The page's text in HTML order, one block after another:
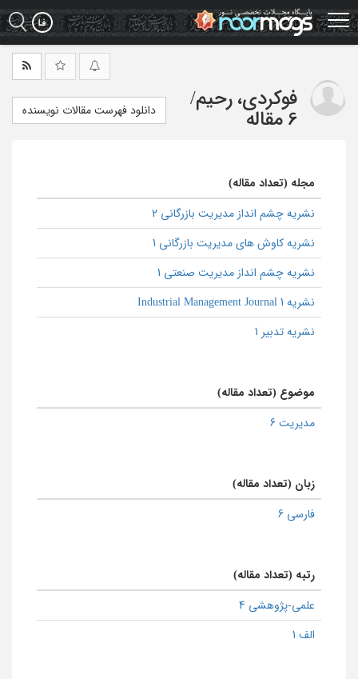
Skip
to
main
فوکردی، رحیم/
6 مقاله
دانلود فهرست مقالات نویسنده
مجله (تعداد مقاله)
نشریه چشم انداز مدیریت بازرگانی 2
نشریه کاوش های مدیریت بازرگانی 1
نشریه چشم انداز مدیریت صنعتی 1
نشریه Industrial Management Journal 1
نشریه تدبیر 1
موضوع (تعداد مقاله)
مدیریت 6
زبان (تعداد مقاله)
فارسی 6
رتبه (تعداد مقاله)
علمی-پژوهشی 4
الف 1